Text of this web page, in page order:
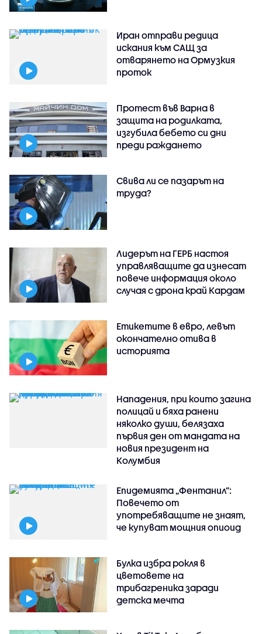
Иран отправи редица
искания към САЩ за
отварянето на Ормузкия
проток
Протест във Варна в
защита на родилката,
изгубила бебето си дни
преди раждането
Свива ли се пазарът на
труда?
Лидерът на ГЕРБ настоя
управляващите да изнесат
повече информация около
случая с дрона край Кардам
Етикетите в евро, левът
окончателно отива в
историята
Нападения, при които загина
полицай и бяха ранени
няколко души, белязаха
първия ден от мандата на
новия президент на
Колумбия
Епидемията „Фентанил”:
Повечето от
употребяващите не знаят,
че купуват мощния опиоид
Булка избра рокля в
цветовете на
трибагреника заради
детска мечта